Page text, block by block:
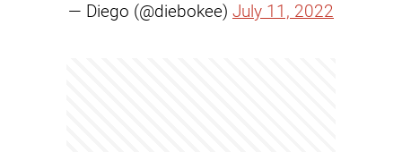
— Diego (@diebokee) July 11, 2022